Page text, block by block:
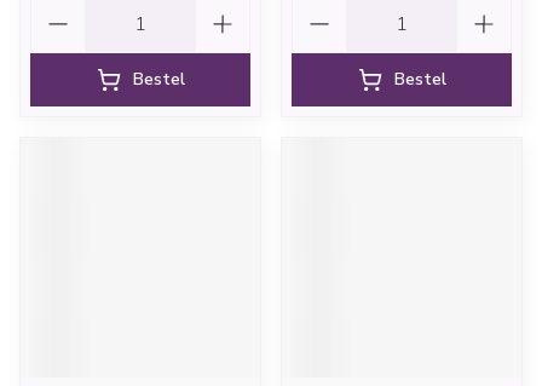
Bestel Bestel